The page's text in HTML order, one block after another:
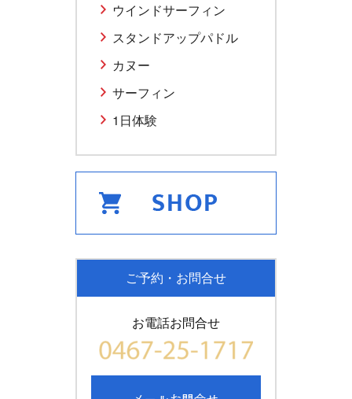
ウインドサーフィン
スタンドアップパドル
カヌー
サーフィン
1日体験
ご予約・お問合せ
お電話お問合せ